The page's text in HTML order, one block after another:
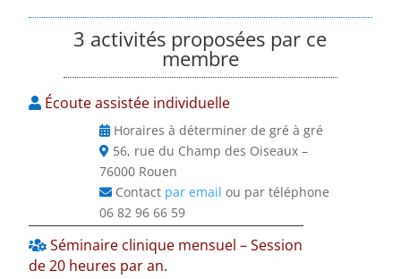
3 activités proposées par ce
membre
Écoute assistée individuelle
Horaires à déterminer de gré à gré
56, rue du Champ des Oiseaux –
76000 Rouen
Contact par email ou par téléphone
06 82 96 66 59
Séminaire clinique mensuel – Session
de 20 heures par an.